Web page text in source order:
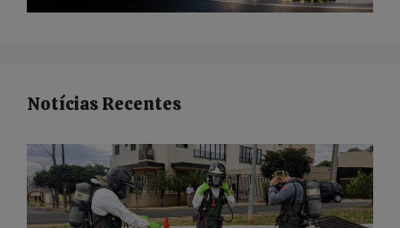
Notícias Recentes